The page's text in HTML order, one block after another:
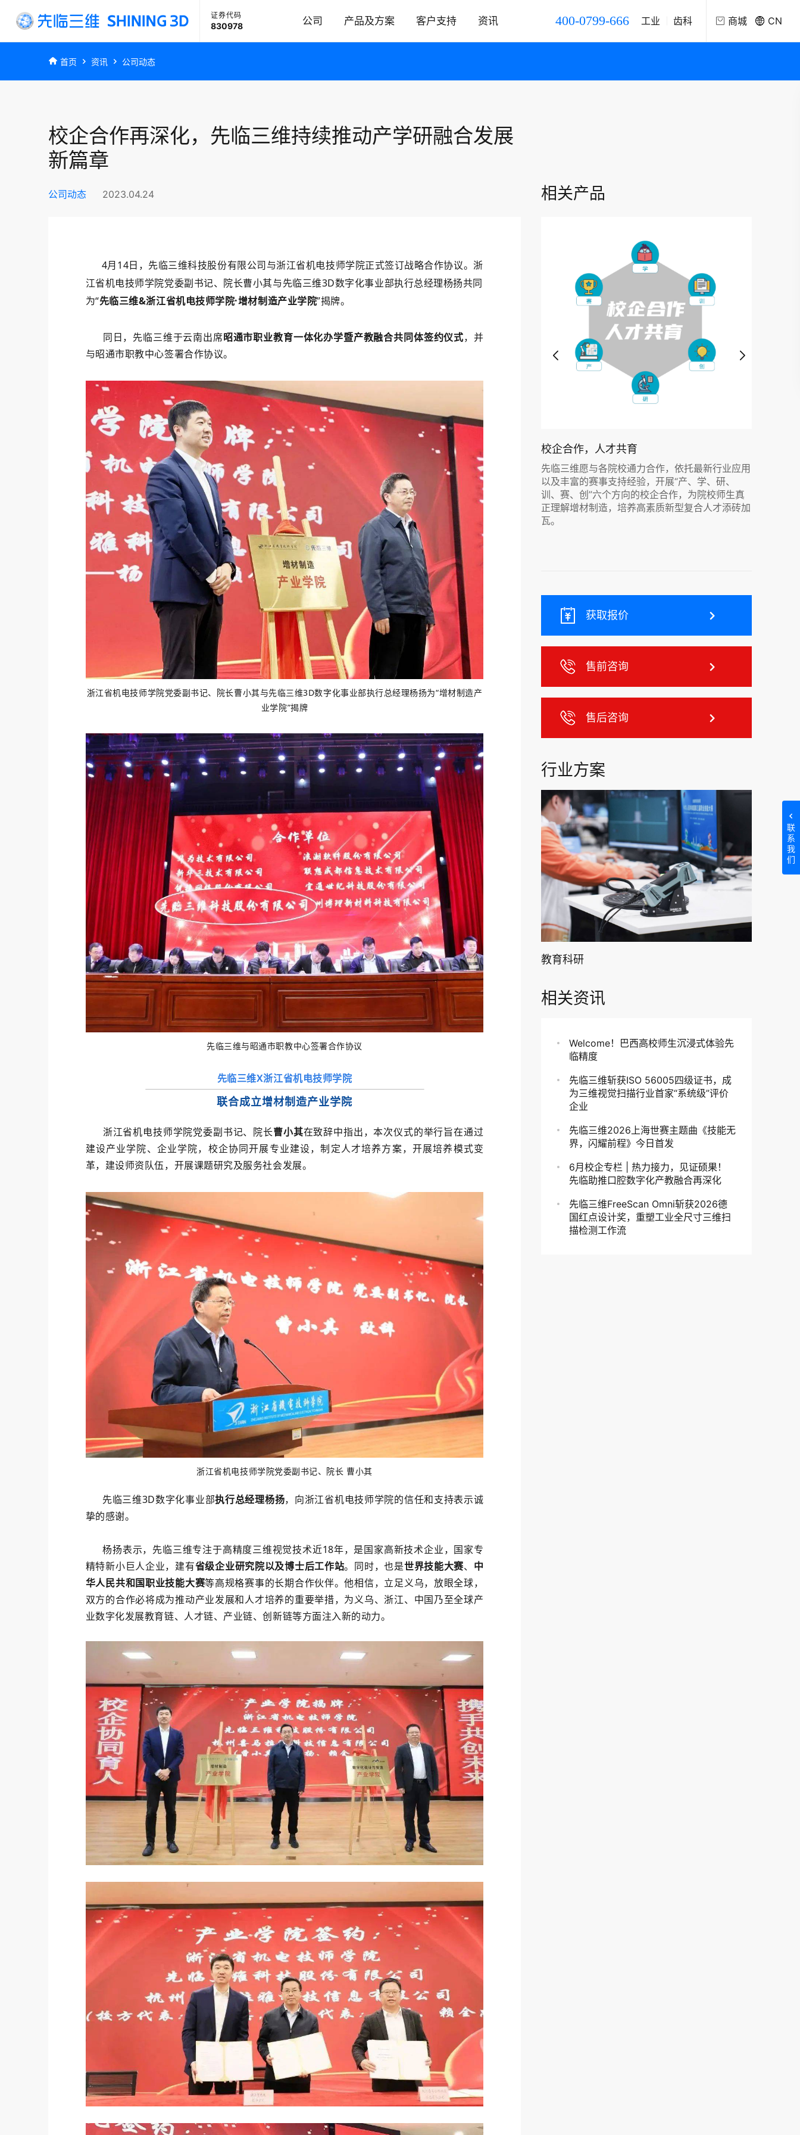
证券代码
830978 公司
核心技术
联系我们
产品及方案 客户支持
手册下载
数据展示
资讯 400-0799-666 工业 齿科 商城
京东
CN
DE
首页 资讯 公司动态
校企合作再深化，先临三维持续推动产学研融合发展
新篇章
公司动态 2023.04.24
4月14日，先临三维科技股份有限公司与浙江省机电技师学院正式签订战略合作协议。浙
江省机电技师学院党委副书记、院长曹小其与先临三维3D数字化事业部执行总经理杨扬共同
为“先临三维&浙江省机电技师学院·增材制造产业学院”揭牌。
同日，先临三维于云南出席昭通市职业教育一体化办学暨产教融合共同体签约仪式，并
与昭通市职教中心签署合作协议。
浙江省机电技师学院党委副书记、院长曹小其与先临三维3D数字化事业部执行总经理杨扬为“增材制造产
业学院”揭牌
先临三维与昭通市职教中心签署合作协议
先临三维X浙江省机电技师学院
联合成立增材制造产业学院
浙江省机电技师学院党委副书记、院长曹小其在致辞中指出，本次仪式的举行旨在通过
建设产业学院、企业学院，校企协同开展专业建设，制定人才培养方案，开展培养模式变
革，建设师资队伍，开展课题研究及服务社会发展。
浙江省机电技师学院党委副书记、院长 曹小其
先临三维3D数字化事业部执行总经理杨扬，向浙江省机电技师学院的信任和支持表示诚
挚的感谢。
杨扬表示，先临三维专注于高精度三维视觉技术近18年，是国家高新技术企业，国家专
精特新小巨人企业，建有省级企业研究院以及博士后工作站。同时，也是世界技能大赛、 中
华人民共和国职业技能大赛等高规格赛事的长期合作伙伴。他相信，立足义乌，放眼全球，
双方的合作必将成为推动产业发展和人才培养的重要举措，为义乌、浙江、中国乃至全球产
业数字化发展教育链、人才链、产业链、创新链等方面注入新的动力。
相关产品
校企合作，人才共育
先临三维愿与各院校通力合作，依托最新行业应用
以及丰富的赛事支持经验，开展“产、学、研、
训、赛、创”六个方向的校企合作，为院校师生真
正理解增材制造，培养高素质新型复合人才添砖加
先临三维愿与各院校通力合作，依托最新行业应用
以及丰富的赛事支持经验，开展“产、学、研、
训、赛、创”六个方向的校企合作，为院校师生真
正理解增材制造，培养高素质新型复合人才添砖加
校企合作，人才共育
先临三维愿与各院校通力合作，依托最新行业应用
以及丰富的赛事支持经验，开展“产、学、研、
训、赛、创”六个方向的校企合作，为院校师生真
正理解增材制造，培养高素质新型复合人才添砖加
瓦。
获取报价
售前咨询
售后咨询
行业方案
教育科研
相关资讯
Welcome！巴西高校师生沉浸式体验先
临精度
先临三维斩获ISO 56005四级证书，成
为三维视觉扫描行业首家“系统级”评价
企业
先临三维2026上海世赛主题曲《技能无
界，闪耀前程》今日首发
6月校企专栏 | 热力接力，见证硕果！
先临助推口腔数字化产教融合再深化
先临三维FreeScan Omni斩获2026德
国红点设计奖，重塑工业全尺寸三维扫
描检测工作流
联
系
我
们